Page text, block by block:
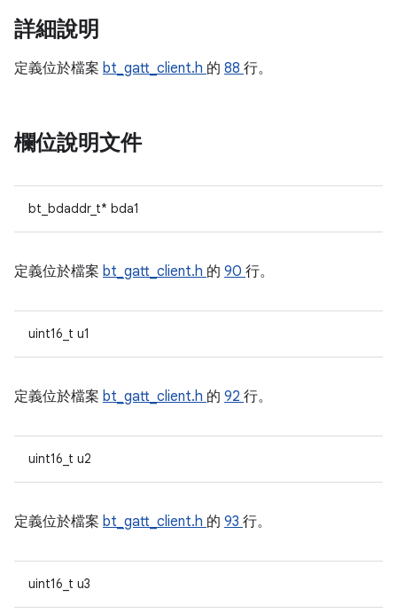
詳細說明
定義位於檔案 bt_gatt_client.h 的 88 行。
欄位說明文件
bt_bdaddr_t* bda1
定義位於檔案 bt_gatt_client.h 的 90 行。
uint16_t u1
定義位於檔案 bt_gatt_client.h 的 92 行。
uint16_t u2
定義位於檔案 bt_gatt_client.h 的 93 行。
uint16_t u3